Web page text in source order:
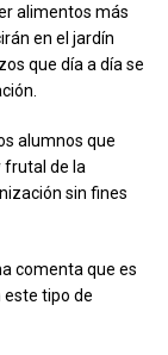
alimentos más
en el jardín
que día a día se
alumnos que
frutal de la
sin fines
comenta que es
tipo de